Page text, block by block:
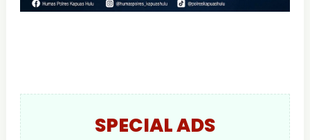
SPECIAL ADS